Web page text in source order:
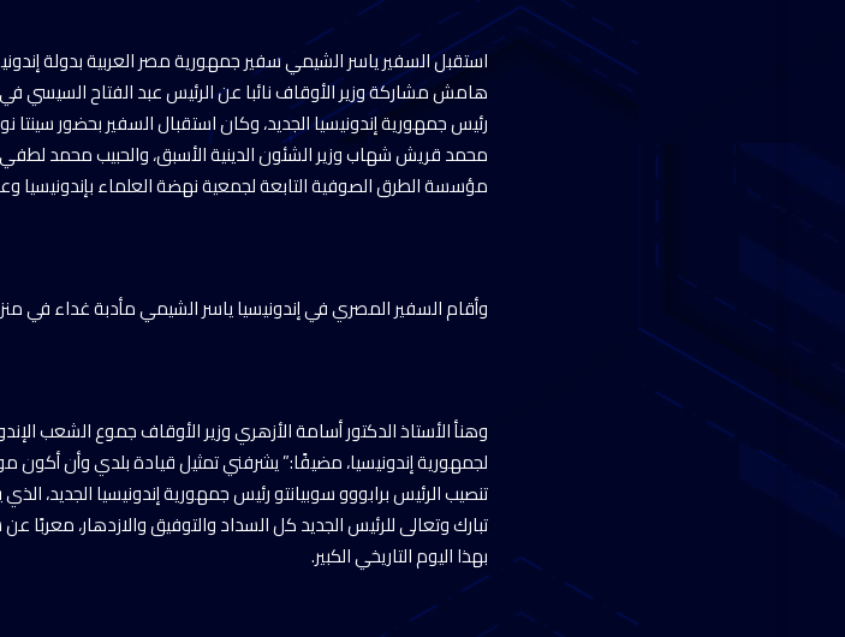
استقبل السفير ياسر الشيمي سفير جمهورية مصر العربية بدولة
هامش مشاركة وزير الأوقاف نائبا عن الرئيس عبد الفتاح السيسي في
رئيس جمهورية إندونيسيا الجديد، وكان استقبال السفير بحضور سينتا
محمد قريش شهاب وزير الشئون الدينية الأسبق، والحبيب محمد
مؤسسة الطرق الصوفية التابعة لجمعية نهضة العلماء بإندونيسيا
وأقام السفير المصري في إندونيسيا ياسر الشيمي مأدبة غداء في
وهنأ الأستاذ الدكتور أسامة الأزهري وزير الأوقاف جموع الشعب
لجمهورية إندونيسيا، مضيفًا:” يشرفني تمثيل قيادة بلدي وأن
تبارك وتعالى للرئيس الجديد كل السداد والتوفيق والازدهار،
بهذا اليوم التاريخي الكبير.